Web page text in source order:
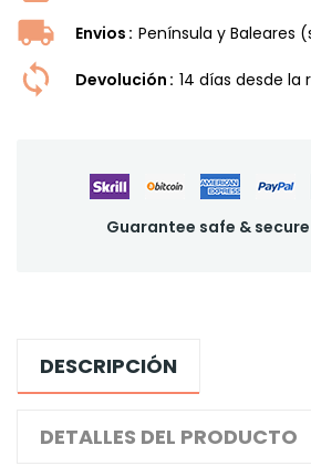
Envios Península y Baleares
Devolución 14 dí­as desde la
Guarantee safe &
DESCRIPCIÓN
DETALLES DEL PRODUCTO